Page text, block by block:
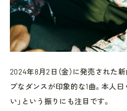
2024年8月2日（金）に発売された新
プなダンスが印象的な1曲。本人曰
い」という振りにも注目です。